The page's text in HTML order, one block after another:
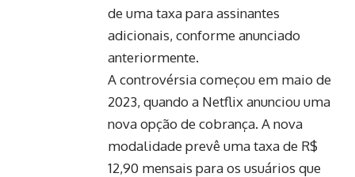
de uma taxa para assinantes
adicionais, conforme anunciado
anteriormente.
A controvérsia começou em maio de
2023, quando a Netflix anunciou uma
nova opção de cobrança. A nova
modalidade prevê uma taxa de R$
12,90 mensais para os usuários que